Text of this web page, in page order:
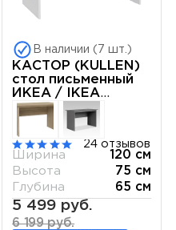
В наличии (7 шт.)
КАСТОР (KULLEN)
стол письменный
ИКЕА / IKEA
120х65 белый
24 отзывов
Ширина
120 см
Высота
75 см
Глубина
65 см
5 499 руб.
6 199 руб.